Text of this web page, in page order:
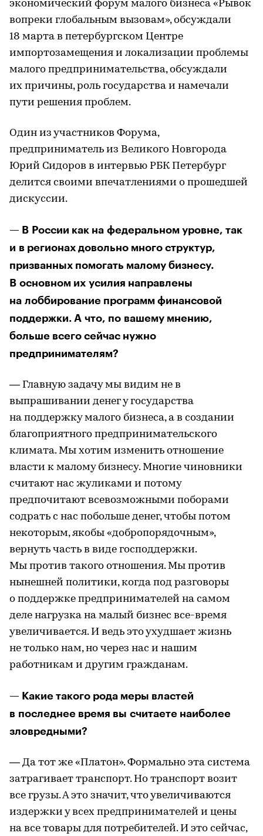
экономический форум малого бизнеса «Рывок
вопреки глобальным вызовам», обсуждали
18 марта в петербургском Центре
импортозамещения и локализации проблемы
малого предпринимательства, обсуждали
их причины, роль государства и намечали
пути решения проблем.
Один из участников Форума,
предприниматель из Великого Новгорода
Юрий Сидоров в интервью РБК Петербург
делится своими впечатлениями о прошедшей
дискуссии.
— В России как на федеральном уровне, так
и в регионах довольно много структур,
призванных помогать малому бизнесу.
В основном их усилия направлены
на лоббирование программ финансовой
поддержки. А что, по вашему мнению,
больше всего сейчас нужно
предпринимателям?
— Главную задачу мы видим не в
выпрашивании денег у государства
на поддержку малого бизнеса, а в создании
благоприятного предпринимательского
климата. Мы хотим изменить отношение
власти к малому бизнесу. Многие чиновники
считают нас жуликами и потому
предпочитают всевозможными поборами
содрать с нас побольше денег, чтобы потом
некоторым, якобы «добропорядочным»,
вернуть часть в виде господдержки.
Мы против такого отношения. Мы против
нынешней политики, когда под разговоры
о поддержке предпринимателей на самом
деле нагрузка на малый бизнес все-время
увеличивается. И ведь это ухудшает жизнь
не только нам, но через нас и нашим
работникам и другим гражданам.
— Какие такого рода меры властей
в последнее время вы считаете наиболее
зловредными?
— Да тот же «Платон». Формально эта система
затрагивает транспорт. Но транспорт возит
все грузы. А это значит, что увеличиваются
издержки у всех предпринимателей и цены
на все товары для потребителей. И это сейчас,